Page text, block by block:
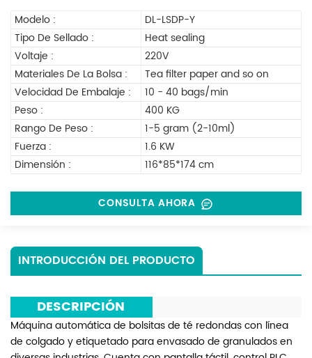
Modelo :
DL-LSDP-Y
Tipo De Sellado :
Heat sealing
Voltaje :
220V
Materiales De La Bolsa :
Tea filter paper and so on
Velocidad De Embalaje :
10 - 40 bags/min
Peso :
400 KG
Rango De Peso :
1-5 gram (2-10ml)
Fuerza :
1.6 KW
Dimensión :
116*85*174 cm
CONSULTA AHORA
INTRODUCCIÓN DEL PRODUCTO
DESCRIPCIÓN
Máquina automática de bolsitas de té redondas con línea
de colgado y etiquetado para envasado de granulados en